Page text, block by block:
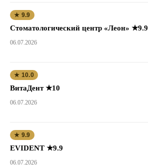
★ 9.9
Стоматологический центр «Леон» ★9.9
06.07.2026
★ 10.0
ВитаДент ★10
06.07.2026
★ 9.9
EVIDENT ★9.9
06.07.2026